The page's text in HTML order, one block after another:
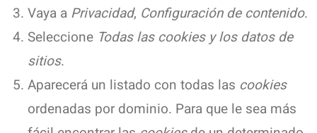
Vaya a Privacidad, Configuración de contenido.
Seleccione Todas las cookiesy los datos de
sitios.
Aparecerá un listado con todas las cookies
ordenadas por dominio. Para que le sea más